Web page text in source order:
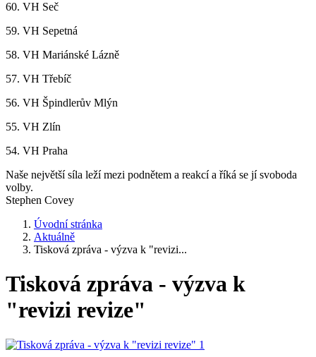
60. VH Seč
59. VH Sepetná
58. VH Mariánské Lázně
57. VH Třebíč
56. VH Špindlerův Mlýn
55. VH Zlín
54. VH Praha
Naše největší síla leží mezi podnětem a reakcí a říká se jí svoboda
volby.
Stephen Covey
Úvodní stránka
Aktuálně
Tisková zpráva - výzva k "revizi...
Tisková zpráva - výzva k
"revizi revize"